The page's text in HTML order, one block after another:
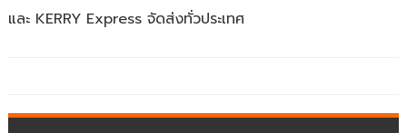
และ KERRY Express จัดส่งทั่วประเทศ